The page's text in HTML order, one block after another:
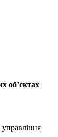
об’єктах